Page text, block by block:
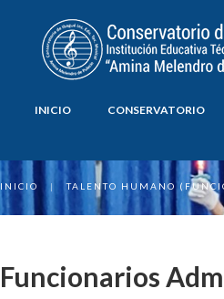
INICIO CONSERVATORIO
INICIO | TALENTO HUMANO
Funcionarios